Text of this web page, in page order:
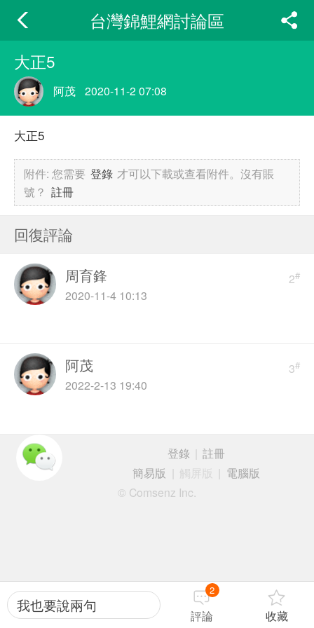
台灣錦鯉網討論區
大正5
阿茂 2020-11-2 07:08
大正5
附件:您需要 登錄 才可以下載或查看附件。沒有賬
號？ 註冊
回復評論
2#
周育鋒
2020-11-4 10:13
3#
阿茂
2022-2-13 19:40
我也要說兩句
2
評論 收藏
登錄
註冊
簡易版
觸屏版
電腦版
© Comsenz Inc.